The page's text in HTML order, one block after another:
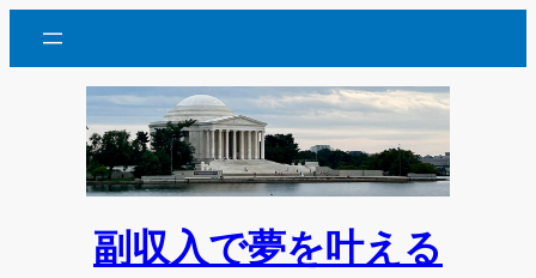
を
副収入で夢を叶える